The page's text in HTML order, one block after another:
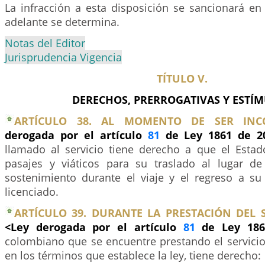
La infracción a esta disposición se sancionará
adelante se determina.
Notas del Editor
Jurisprudencia Vigencia
TÍTULO V.
DERECHOS, PRERROGATIVAS Y
ARTÍCULO 38. AL MOMENTO DE SER
derogada por el artículo 81 de Ley 1861 de
llamado al servicio tiene derecho a que el
pasajes y viáticos para su traslado al lugar de
sostenimiento durante el viaje y el regreso a
licenciado.
ARTÍCULO 39. DURANTE LA PRESTACIÓN DEL
<Ley derogada por el artículo 81 de Ley
colombiano que se encuentre prestando el
en los términos que establece la ley, tiene derecho: